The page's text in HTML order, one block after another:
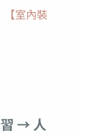
【室內裝
→ 人